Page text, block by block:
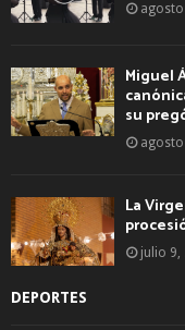
agosto
Miguel
su
agosto
La
julio 9,
DEPORTES